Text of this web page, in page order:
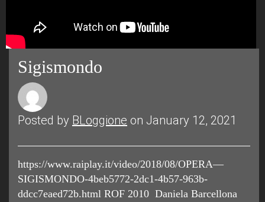
Sigismondo
Posted by BLoggione on January 12, 2021
https://www.raiplay.it/video/2018/08/OPERA—
SIGISMONDO-4beb5772-2dc1-4b57-963b-
ddcc7eaed72b.html ROF 2010 Daniela Barcellona